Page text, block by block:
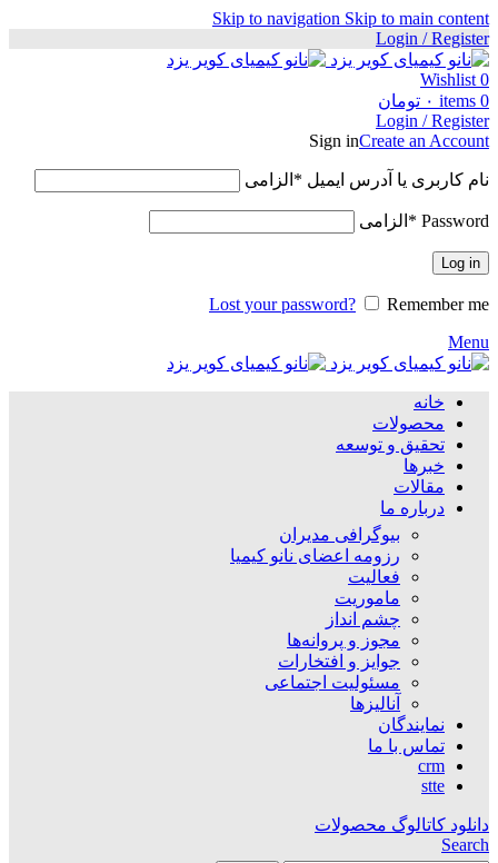
Skip to navigation Skip to main content
Login / Register
0
Wishlist
0
items ۰ تومان
Login / Register
Sign inCreate an Account
نام کاربری یا آدرس ایمیل * الزامی
Password
* الزامی
Log in
Lost your password?
Remember me
Menu
خانه
محصولات
تحقیق و توسعه
خبرها
مقالات
درباره ما
بیوگرافی مدیران
رزومه اعضای نانو کیمیا
فعالیت
ماموریت
چشم انداز
مجوز و پروانه‌ها
جوایز و افتخارات
مسئولیت اجتماعی
آنالیزها
نمایندگان
تماس با ما
crm
stte
دانلود کاتالوگ محصولات
Search